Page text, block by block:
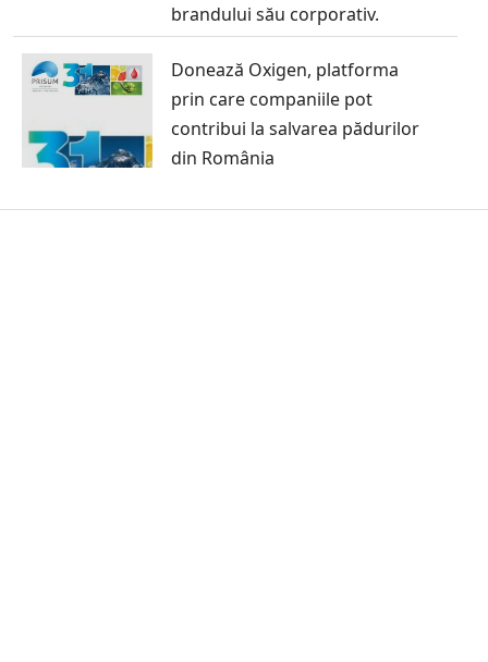
brandului său corporativ.
Donează Oxigen, platforma
prin care companiile pot
contribui la salvarea pădurilor
din România